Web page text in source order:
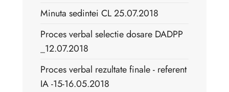
Minuta sedintei CL 25.07.2018
Proces verbal selectie dosare DADPP
_12.07.2018
Proces verbal rezultate finale - referent
IA -15-16.05.2018